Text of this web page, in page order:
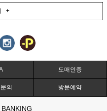
+
도매인증
의 방문예약
BANKING